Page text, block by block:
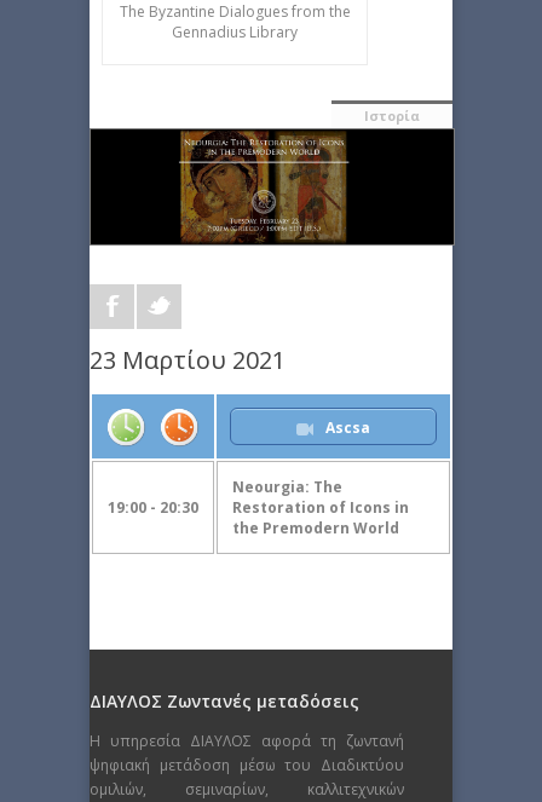
The Byzantine Dialogues from the
Gennadius Library
Ιστορία
23 Μαρτίου 2021
Ascsa
19:00 - 20:30
Neourgia: The
Restoration of Icons in
the Premodern World
ΔΙΑΥΛΟΣ Ζωντανές μεταδόσεις
Η υπηρεσία ΔΙΑΥΛΟΣ αφορά τη ζωντανή
ψηφιακή μετάδοση μέσω του Διαδικτύου
ομιλιών, σεμιναρίων, καλλιτεχνικών